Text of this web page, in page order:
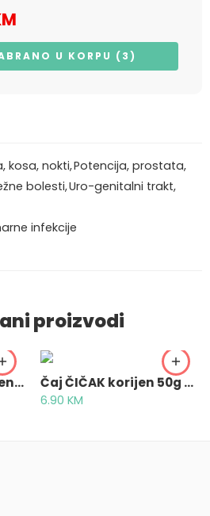
U KORPU (3)
kosa, nokti,Potencija, prostata,
bolesti,Uro-genitalni trakt,
infekcije
proizvodi
Čaj BIJELI SLJEZ korijen 50g – Althaeae radix Čaj ČIČAK korijen 50g – Bardanae radix
6.90 KM